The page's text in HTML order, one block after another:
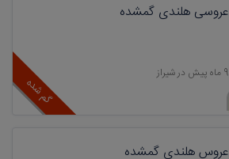
گم شده
عروسی هلندی گمشده
9 ماه پیش در شیراز
عروس هلندی گمشده